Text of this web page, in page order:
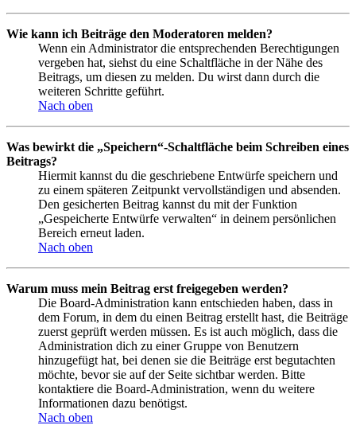
Wie kann ich Beiträge den Moderatoren melden?
Wenn ein Administrator die entsprechenden Berechtigungen
vergeben hat, siehst du eine Schaltfläche in der Nähe des
Beitrags, um diesen zu melden. Du wirst dann durch die
weiteren Schritte geführt.
Nach oben
Was bewirkt die „Speichern“-Schaltfläche beim Schreiben eines
Beitrags?
Hiermit kannst du die geschriebene Entwürfe speichern und
zu einem späteren Zeitpunkt vervollständigen und absenden.
Den gesicherten Beitrag kannst du mit der Funktion
„Gespeicherte Entwürfe verwalten“ in deinem persönlichen
Bereich erneut laden.
Nach oben
Warum muss mein Beitrag erst freigegeben werden?
Die Board-Administration kann entschieden haben, dass in
dem Forum, in dem du einen Beitrag erstellt hast, die Beiträge
zuerst geprüft werden müssen. Es ist auch möglich, dass die
Administration dich zu einer Gruppe von Benutzern
hinzugefügt hat, bei denen sie die Beiträge erst begutachten
möchte, bevor sie auf der Seite sichtbar werden. Bitte
kontaktiere die Board-Administration, wenn du weitere
Informationen dazu benötigst.
Nach oben